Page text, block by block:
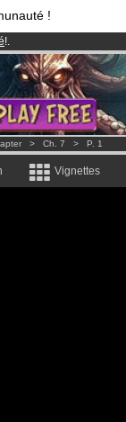
!
!.
!
par mois !Clique ici
> Ch. 7 > P. 1
Vignettes